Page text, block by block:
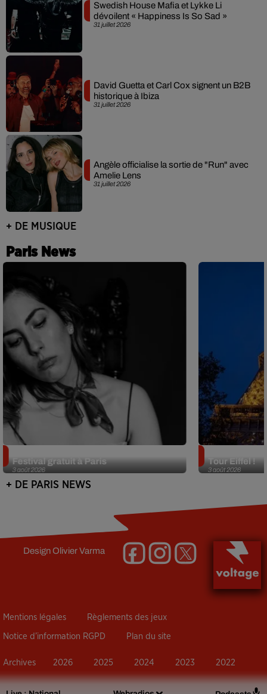
31 juillet 2026
Swedish House Mafia et Lykke Li
dévoilent « Happiness Is So Sad »
31 juillet 2026
David Guetta et Carl Cox signent un B2B
historique à Ibiza
31 juillet 2026
Angèle officialise la sortie de "Run" avec
Amelie Lens
+ DE MUSIQUE
Paris News
3 août 2026
Festival gratuit à Paris
3 août 2026
Tour Eiffel !
+ DE PARIS NEWS
DesignOlivier Varma
Mentions légales Règlements des jeux
Notice d’information RGPD Plan du site
Archives 2026 2025 2024 2023 2022